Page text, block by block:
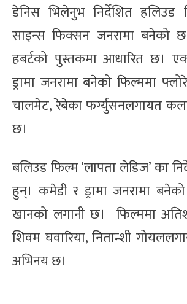
डेनिस भिलेनुभ निर्देशित हलिउड
साइन्स फिक्सन जनरामा बनेको
हबर्टको पुस्तकमा आधारित छ।
ड्रामा जनरामा बनेको फिल्ममा
चालमेट, रेबेका फर्ग्युसनलगायत
छ।
बलिउड फिल्म ‘लापता लेडिज’ का
हुन्। कमेडी र ड्रामा जनरामा
खानको लगानी छ। फिल्ममा
शिवम घवारिया, नितान्शी
अभिनय छ।